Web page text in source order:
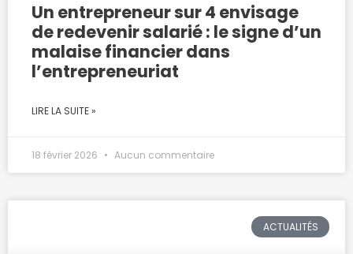
Un entrepreneur sur 4 envisage
de redevenir salarié : le signe d’un
malaise financier dans
l’entrepreneuriat
LIRE LA SUITE »
18 février 2026 Aucun commentaire
ACTUALITÉS